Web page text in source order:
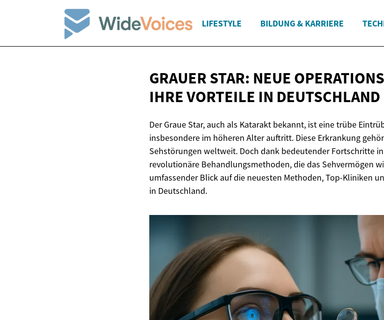
LIFESTYLE BILDUNG & KARRIERE
GRAUER STAR: NEUE
IHRE VORTEILE IN DEUTSCHLAND
Der Graue Star, auch als Katarakt bekannt, ist eine trübe
insbesondere im höheren Alter auftritt. Diese Erkrankung
Sehstörungen weltweit. Doch dank bedeutender Fortschritte
revolutionäre Behandlungsmethoden, die das Sehvermögen
umfassender Blick auf die neuesten Methoden, Top-Kliniken
in Deutschland.